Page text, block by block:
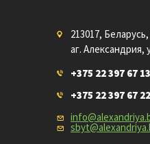
213017,
аг. Александрия,
+375 22 397 67 13
+375 22 397 67 22